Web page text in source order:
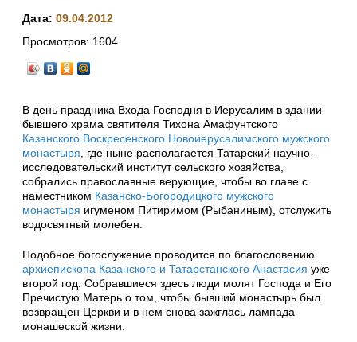
Дата: 09.04.2012
Просмотров: 1604
В день праздника Входа Господня в Иерусалим в здании
бывшего храма святителя Тихона Амафунтского
Казанского Воскресенского Новоиерусалимского мужского
монастыря, где ныне располагается Татарский научно-
исследовательский институт сельского хозяйства,
собрались православные верующие, чтобы во главе с
наместником Казанско-Богородицкого мужского
монастыря игуменом Питиримом (Рыбаниным), отслужить
водосвятный молебен.
Подобное богослужение проводится по благословению
архиепископа Казанского и Татарстанского Анастасия уже
второй год. Собравшиеся здесь люди молят Господа и Его
Пречистую Матерь о том, чтобы бывший монастырь был
возвращен Церкви и в нем снова зажглась лампада
монашеской жизни.